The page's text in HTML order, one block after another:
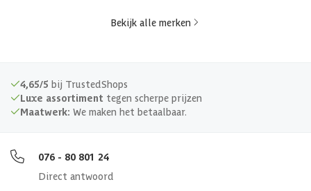
Bekijk alle merken
4,65/5 bij TrustedShops
Luxe assortiment tegen scherpe prijzen
Maatwerk: We maken het betaalbaar.
076 - 80 801 24
Direct antwoord